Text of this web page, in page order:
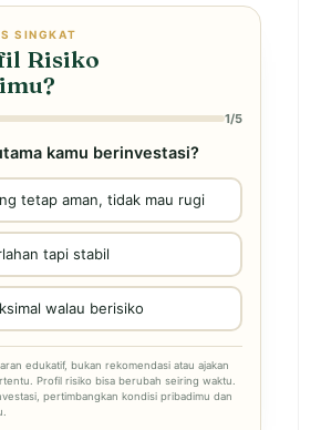
SINGKAT
Risiko
1/5
kamu berinvestasi?
tetap aman, tidak mau rugi
tapi stabil
walau berisiko
edukatif, bukan rekomendasi atau ajakan
Profil risiko bisa berubah seiring waktu.
pertimbangkan kondisi pribadimu dan